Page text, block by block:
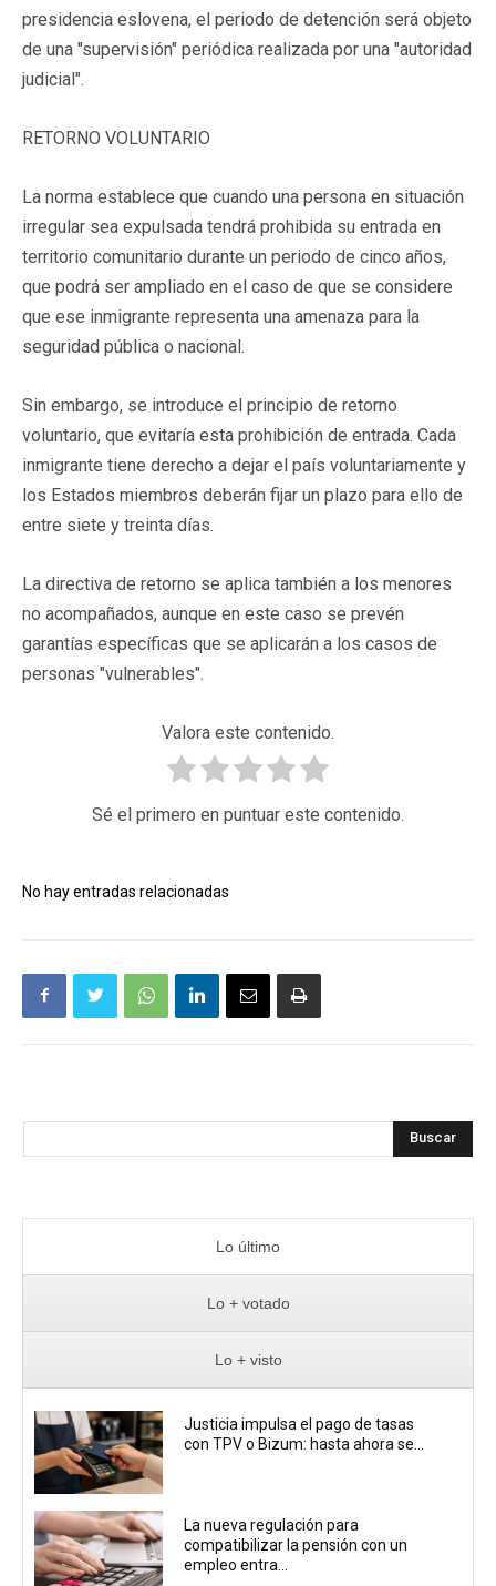
presidencia eslovena, el periodo de detención será objeto
de una "supervisión" periódica realizada por una "autoridad
judicial".
RETORNO VOLUNTARIO
La norma establece que cuando una persona en situación
irregular sea expulsada tendrá prohibida su entrada en
territorio comunitario durante un periodo de cinco años,
que podrá ser ampliado en el caso de que se considere
que ese inmigrante representa una amenaza para la
seguridad pública o nacional.
Sin embargo, se introduce el principio de retorno
voluntario, que evitaría esta prohibición de entrada. Cada
inmigrante tiene derecho a dejar el país voluntariamente y
los Estados miembros deberán fijar un plazo para ello de
entre siete y treinta días.
La directiva de retorno se aplica también a los menores
no acompañados, aunque en este caso se prevén
garantías específicas que se aplicarán a los casos de
personas "vulnerables".
Valora este contenido.
Sé el primero en puntuar este contenido.
No hay entradas relacionadas
Buscar
Lo último
Lo + votado
Lo + visto
Justicia impulsa el pago de tasas
con TPV o Bizum: hasta ahora se...
La nueva regulación para
compatibilizar la pensión con un
empleo entra...